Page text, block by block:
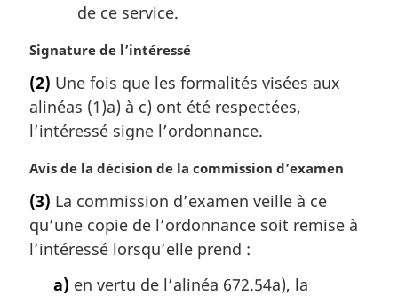
de ce service.
N
t
e
m
r
i
n
a
Signature de l’intéressé
(2) Une fois que les formalités visées aux
alinéas (1)a) à c) ont été respectées,
l’intéressé signe l’ordonnance.
N
t
e
m
Avis de la décision de la commission d’examen
(3) La commission d’examen veille à ce
qu’une copie de l’ordonnance soit remise à
l’intéressé lorsqu’elle prend :
a) en vertu de l’alinéa 672.54a), la